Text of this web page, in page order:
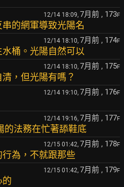
12/14 18:09, 7月前 , 173F
的網軍導致光陽名
12/14 18:10, 7月前 , 174F
桶。光陽自然可以
12/14 18:10, 7月前 , 175F
，但光陽有嗎？
12/14 19:10, 7月前 , 176F
12/14 19:16, 7月前 , 177F
的法務在忙著舔鞋底
12/15 01:42, 7月前 , 178F
為，不就跟那些
12/15 01:42, 7月前 , 179F
的